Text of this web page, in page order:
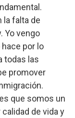
la falta de
Yo vengo
por lo
todas las
promover
que somos un
de vida y